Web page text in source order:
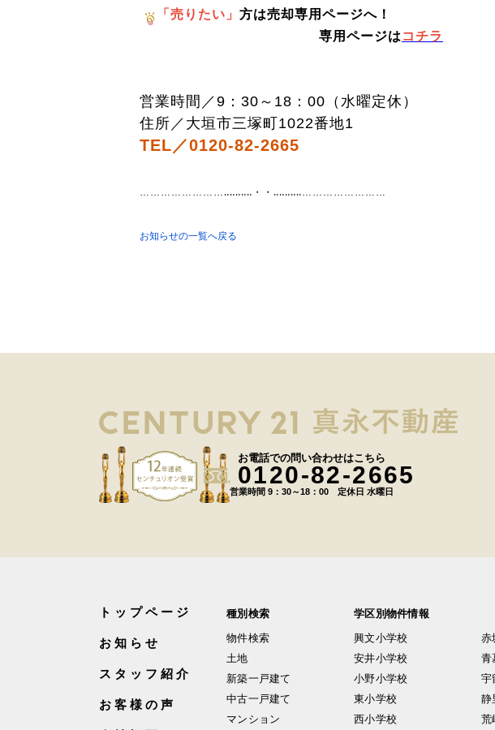
「売りたい」 方は売却専用ページへ！
専用ページは コチラ
営業時間／9：30～18：00（水曜定休）
住所／大垣市三塚町1022番地1
TEL／0120-82-2665
……………………‥‥‥‥‥・・‥‥‥‥‥……………………
お知らせの一覧へ戻る
お電話での問い合わせはこちら
0120-82-2665
営業時間 9：30～18：00 定休日 水曜日
トップページ
お知らせ
スタッフ紹介
お客様の声
種別検索
物件検索
土地
新築一戸建て
中古一戸建て
マンション
学区別物件情報
興文小学校
安井小学校
小野小学校
東小学校
西小学校
赤
青
宇
静
荒